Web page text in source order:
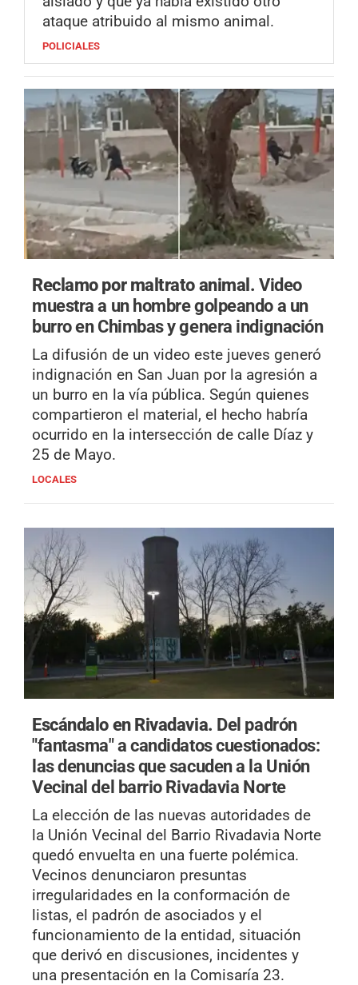
ataque atribuido al mismo animal.
POLICIALES
Reclamo por maltrato animal.Video
muestra a un hombre golpeando a un
burro en Chimbas y genera indignación
La difusión de un video este jueves generó
indignación en San Juan por la agresión a
un burro en la vía pública. Según quienes
compartieron el material, el hecho habría
ocurrido en la intersección de calle Díaz y
25 de Mayo.
LOCALES
Escándalo en Rivadavia. Del padrón
"fantasma" a candidatos cuestionados:
las denuncias que sacuden a la Unión
Vecinal del barrio Rivadavia Norte
La elección de las nuevas autoridades de
la Unión Vecinal del Barrio Rivadavia Norte
quedó envuelta en una fuerte polémica.
Vecinos denunciaron presuntas
irregularidades en la conformación de
listas, el padrón de asociados y el
funcionamiento de la entidad, situación
que derivó en discusiones, incidentes y
una presentación en la Comisaría 23.